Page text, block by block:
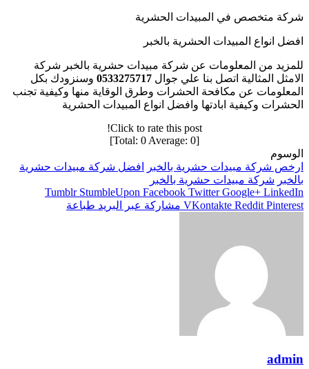
شركة متخصص في المبيدات الحشرية
افضل انواع المبيدات الحشرية بالخبر
للمزيد من المعلومات عن شركة مبيدات حشرية بالخبر شركة
الامثل المثالية اتصل بنا علي جوال 0533275717 وسنزودك بكل
المعلومات عن مكافحة الحشرات وطرق الوقاية منها وكيفية تجنب
الحشرات وكيفية ابادتها وافضل انواع المبيدات الحشرية
Click to rate this post!
[Total:
0 Average: 0
]
الوسوم
ارخص شركة مبيدات حشرية بالخبر
افضل شركة مبيدات حشرية
بالخبر شركة مبيدات حشرية بالخبر
Facebook Twitter Google+ LinkedIn
Pinterest
مشاركة عبر البريد طباعة
admin